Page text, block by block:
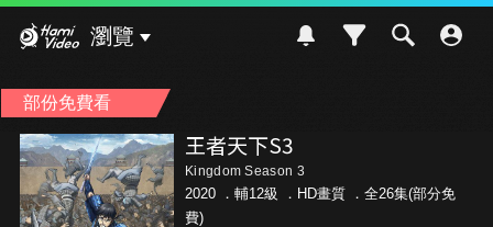
瀏覽
部份免費看
王者天下S3
Kingdom Season 3
2020 ． 輔12級
．HD畫質 ．全26集(部分免
費)